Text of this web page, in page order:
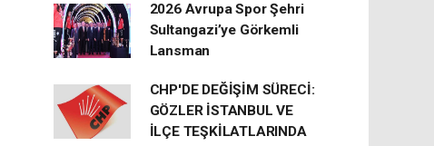
2026 Avrupa Spor Şehri
Sultangazi’ye Görkemli
Lansman
CHP'DE DEĞİŞİM SÜRECİ:
GÖZLER İSTANBUL VE
İLÇE TEŞKİLATLARINDA